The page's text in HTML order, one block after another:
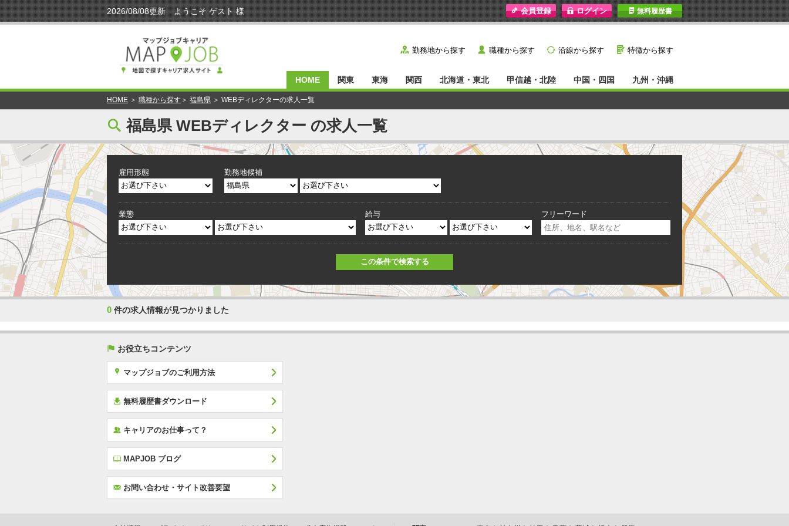
I 無料履歴書
y 勤務地から探す ˙ 職種から探す } 沿線から探す G 特徴から探す
HOME 関東 東海 関西 北海道・東北 甲信越・北陸 中国・四国 九州・沖縄
HOME ＞ 職種から探す ＞ 福島県 ＞ WEBディレクターの求人一覧
[ 福島県 WEBディレクター の求人一覧
雇用形態 勤務地候補
業態 給与 フリーワード
0 件の求人情報が見つかりました
( お役立ちコンテンツ
x マップジョブのご利用方法
í 無料履歴書ダウンロード
‰ キャリアのお仕事って？
E MAPJOB ブログ
F お問い合わせ・サイト改善要望